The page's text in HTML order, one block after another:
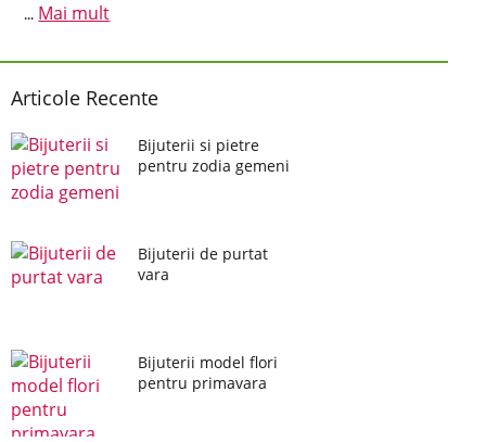
... Mai mult
Articole Recente
Bijuterii si pietre
pentru zodia gemeni
Bijuterii de purtat
vara
Bijuterii model flori
pentru primavara